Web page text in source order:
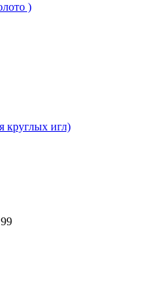
)
круглых игл)